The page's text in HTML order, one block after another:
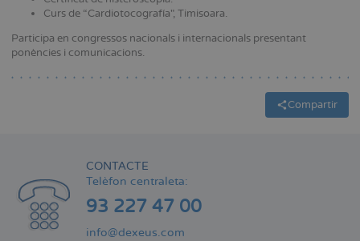
Curs de “Cardiotocografía", Timisoara.
Participa en congressos nacionals i internacionals presentant
ponències i comunicacions.
Compartir
CONTACTE
Telèfon centraleta:
93 227 47 00
info@dexeus.com